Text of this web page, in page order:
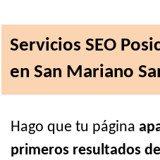
Servicios SEO
en San Mariano
Hago que tu página
primeros resultados